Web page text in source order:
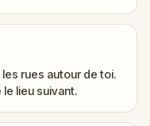
rues autour de toi.
lieu suivant.